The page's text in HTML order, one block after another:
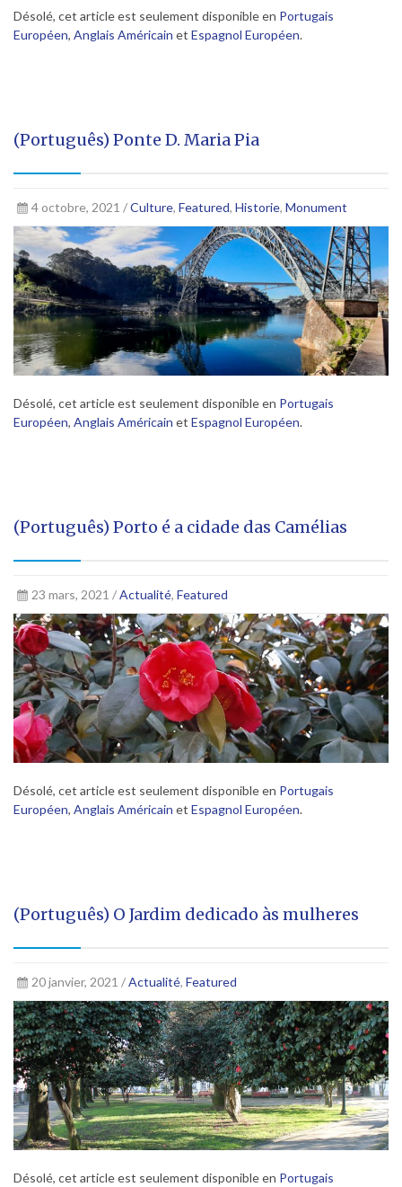
Désolé, cet article est seulement disponible en Portugais
Européen, Anglais Américain et Espagnol Européen.
(Português) Ponte D. Maria Pia
4 octobre, 2021 /Culture, Featured, Historie, Monument
Désolé, cet article est seulement disponible en Portugais
Européen, Anglais Américain et Espagnol Européen.
(Português) Porto é a cidade das Camélias
23 mars, 2021 /Actualité, Featured
Désolé, cet article est seulement disponible en Portugais
Européen, Anglais Américain et Espagnol Européen.
(Português) O Jardim dedicado às mulheres
20 janvier, 2021 /Actualité, Featured
Désolé, cet article est seulement disponible en Portugais